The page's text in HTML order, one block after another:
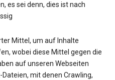
es sei denn, dies ist nach
Mittel, um auf Inhalte
wobei diese Mittel gegen die
auf unseren Webseiten
mit denen Crawling,